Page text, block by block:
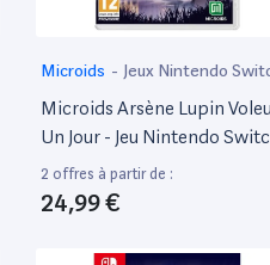
Microids - Jeux Nintendo
Microids Arsène Lupin
Un Jour - Jeu Nintendo
2 offres à partir de :
24,99 €